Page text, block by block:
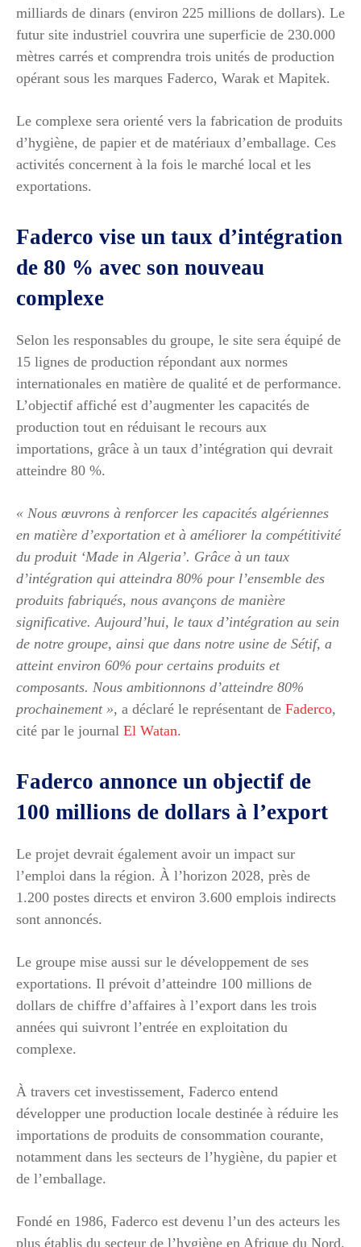
milliards de dinars (environ 225 millions de dollars). Le
futur site industriel couvrira une superficie de 230.000
mètres carrés et comprendra trois unités de production
opérant sous les marques Faderco, Warak et Mapitek.
Le complexe sera orienté vers la fabrication de produits
d’hygiène, de papier et de matériaux d’emballage. Ces
activités concernent à la fois le marché local et les
exportations.
Faderco vise un taux d’intégration
de 80 % avec son nouveau
complexe
Selon les responsables du groupe, le site sera équipé de
15 lignes de production répondant aux normes
internationales en matière de qualité et de performance.
L’objectif affiché est d’augmenter les capacités de
production tout en réduisant le recours aux
importations, grâce à un taux d’intégration qui devrait
atteindre 80 %.
« Nous œuvrons à renforcer les capacités algériennes
en matière d’exportation et à améliorer la compétitivité
du produit ‘Made in Algeria’. Grâce à un taux
d’intégration qui atteindra 80% pour l’ensemble des
produits fabriqués, nous avançons de manière
significative. Aujourd’hui, le taux d’intégration au sein
de notre groupe, ainsi que dans notre usine de Sétif, a
atteint environ 60% pour certains produits et
composants. Nous ambitionnons d’atteindre 80%
prochainement », a déclaré le représentant de Faderco,
cité par le journal El Watan.
Faderco annonce un objectif de
100 millions de dollars à l’export
Le projet devrait également avoir un impact sur
l’emploi dans la région. À l’horizon 2028, près de
1.200 postes directs et environ 3.600 emplois indirects
sont annoncés.
Le groupe mise aussi sur le développement de ses
exportations. Il prévoit d’atteindre 100 millions de
dollars de chiffre d’affaires à l’export dans les trois
années qui suivront l’entrée en exploitation du
complexe.
À travers cet investissement, Faderco entend
développer une production locale destinée à réduire les
importations de produits de consommation courante,
notamment dans les secteurs de l’hygiène, du papier et
de l’emballage.
Fondé en 1986, Faderco est devenu l’un des acteurs les
plus établis du secteur de l’hygiène en Afrique du Nord.